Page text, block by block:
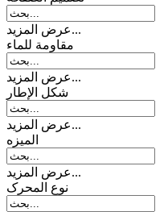
عرض المزيد...
مقاومة للماء
عرض المزيد...
شكل الإطار
عرض المزيد...
المیزه
عرض المزيد...
نوع المحرک